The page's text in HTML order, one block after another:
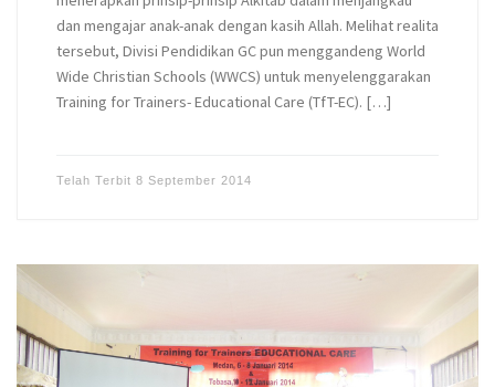
dan mengajar anak-anak dengan kasih Allah. Melihat realita
tersebut, Divisi Pendidikan GC pun menggandeng World
Wide Christian Schools (WWCS) untuk menyelenggarakan
Training for Trainers- Educational Care (TfT-EC). […]
Telah Terbit 8 September 2014